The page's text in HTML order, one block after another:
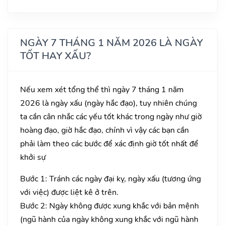
NGÀY 7 THÁNG 1 NĂM 2026 LÀ NGÀY
TỐT HAY XẤU?
Nếu xem xét tổng thể thì ngày 7 tháng 1 năm
2026 là ngày xấu (ngày hắc đạo), tuy nhiên chúng
ta cần cân nhắc các yếu tốt khác trong ngày như giờ
hoàng đạo, giờ hắc đạo, chính vì vậy các bạn cần
phải làm theo các bước để xác định giờ tốt nhất để
khởi sự
Bước 1: Tránh các ngày đại kỵ, ngày xấu (tương ứng
với việc) được liệt kê ở trên.
Bước 2: Ngày không được xung khắc với bản mệnh
(ngũ hành của ngày không xung khắc với ngũ hành